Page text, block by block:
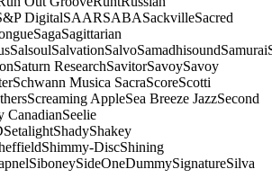
DigitalSAARSABASackvilleSacred
SagaSagittarian
SalsoulSalvationSalvoSamadhisoundSamurai
Saturn ResearchSavitorSavoySavoy
Schwann Musica SacraScoreScotti
Screaming AppleSea Breeze JazzSecond
CanadianSeelie
SetalightShadyShakey
Shimmy-DiscShining
SiboneySideOneDummySignatureSilva